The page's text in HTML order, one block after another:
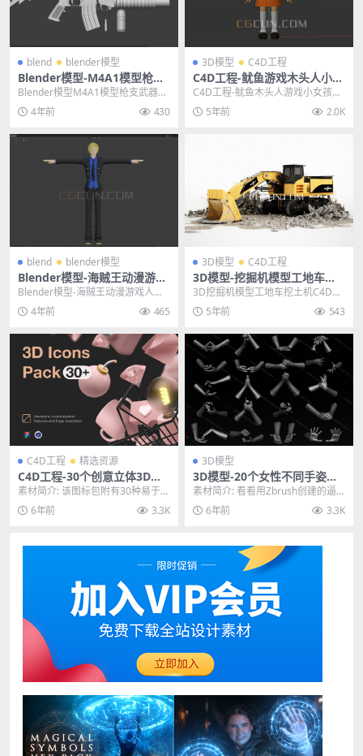
blend blender模型
Blender模型-M4A1模型枪支
武器3D模型素材
Blender模型M4A1模型枪支武器3
D模型素材 其他推荐: Blender模...
4年前 430
3D模型 C4D工程
C4D工程-鱿鱼游戏木头人小女
孩模型3D模型 格式支持FBX C
4D
C4D工程-鱿鱼木头人游戏小女孩模
型3D模型 格式支持FBX C4D 其他
推荐:...
5年前 2.0K
blend blender模型
Blender模型-海贼王动漫游戏
人物模型三治3D模型素材
Blender模型-海贼王动漫游戏人物
模型三治3D模型素材 其他推荐: ble
n... 4年前 465
3D模型 C4D工程
3D模型-挖掘机模型工地车挖
土机C4D工程模型FBX模型
3D挖掘机模型工地车挖土机C4D工
程模型FBX模型 其他推荐: 3D模型-
讴歌M...
5年前 543
C4D工程 精选资源
C4D工程-30个创意立体3D质
感ICON图标模型合集
素材简介: 该图标包附有30种易于自
定义的体积图标，另含12个额外的
预构建UI场...
6年前 3.3K
3D模型
3D模型-20个女性不同手姿势3
D打印真人手模型含zbrush格
式纯模型
素材简介: 看看用Zbrush创建的逼
真的高细节女性手的新系列。该包
装包括20种...
6年前 3.3K